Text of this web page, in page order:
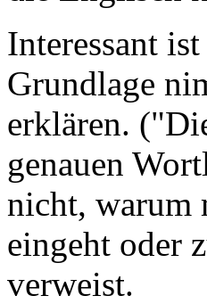
Interessant
Grundlage
erklären.
genauen
nicht, warum
eingeht oder
verweist.